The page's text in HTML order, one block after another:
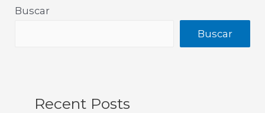
Buscar
Buscar
Recent Posts